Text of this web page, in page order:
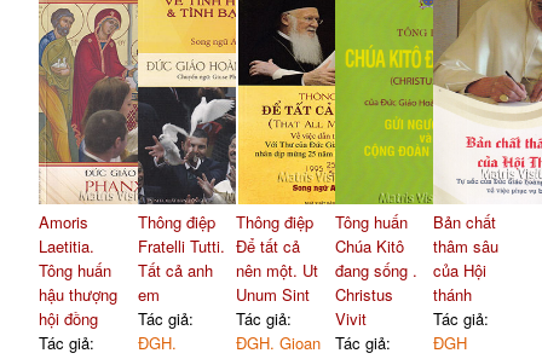
Amoris
Laetitia.
Tông huấn
hậu thượng
hội đồng
Tác giả:
Thông điệp
Fratelli Tutti.
Tất cả anh
em
Tác giả:
ĐGH.
Thông điệp
Để tất cả
nên một. Ut
Unum Sint
Tác giả:
ĐGH. Gioan
Tông huấn
Chúa Kitô
đang sống .
Christus
Vivit
Tác giả:
Bản chất
thâm sâu
của Hội
thánh
Tác giả:
ĐGH